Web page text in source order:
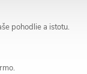
pohodlie a istotu.